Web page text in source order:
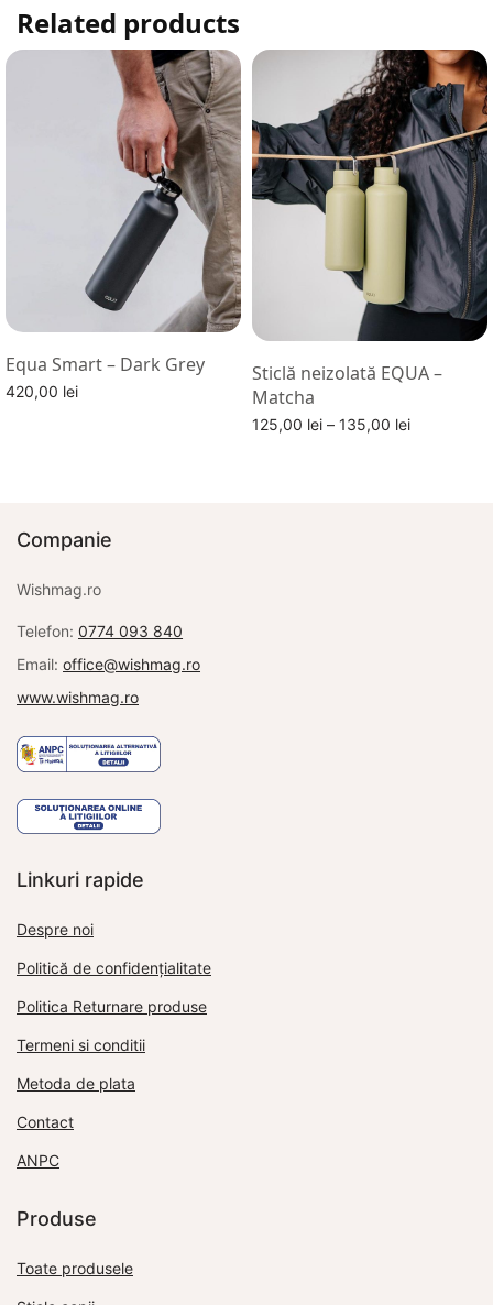
Related products
Equa Smart – Dark Grey
420,00 lei
Sticlă neizolată EQUA –
Matcha
125,00 lei – 135,00 leiInterval
Companie
Wishmag.ro
Telefon:0774 093 840
Email:office@wishmag.ro
www.wishmag.ro
Linkuri rapide
Despre noi
Politică de confidențialitate
Politica Returnare produse
Termeni si conditii
Metoda de plata
Contact
ANPC
Produse
Toate produsele